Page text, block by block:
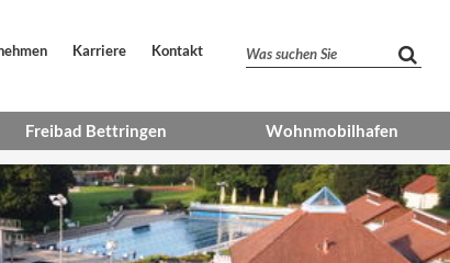
Karriere Kontakt Was suchen Sie
Freibad Bettringen
Öffnungszeiten
Eintrittspreise
Wohnmobilhafen